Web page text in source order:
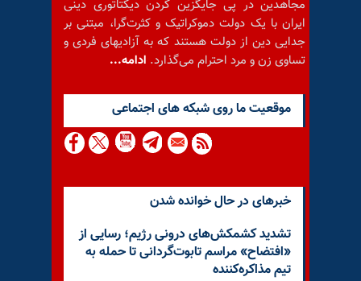
مجاهدین در پی جایگزین کردن دیکتاتوری دینی
ایران با یک دولت دموکراتیک و کثرت‌گرا، مبتنی بر
جدایی دین از دولت هستند که به آزادیهای فردی و
تساوی زن و مرد احترام می‌گذارد. ادامه...
موقعيت ما روى شبكه هاى اجتماعى
خبرهای در حال خوانده شدن
تشدید کشمکش‌های درونی رژیم؛ رسایی از
«افتضاح» مراسم تابوت‌گردانی تا حمله به
تیم مذاکره‌کننده